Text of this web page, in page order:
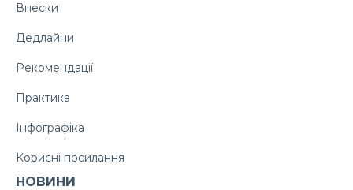
Внески
Дедлайни
Рекомендації
Практика
Інфографіка
Корисні посилання
НОВИНИ